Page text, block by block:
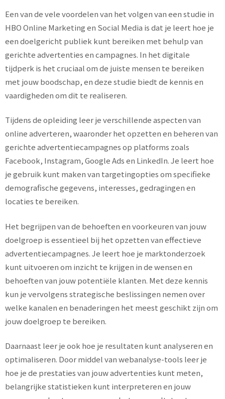
Een van de vele voordelen van het volgen van een studie in
HBO Online Marketing en Social Media is dat je leert hoe je
een doelgericht publiek kunt bereiken met behulp van
gerichte advertenties en campagnes. In het digitale
tijdperk is het cruciaal om de juiste mensen te bereiken
met jouw boodschap, en deze studie biedt de kennis en
vaardigheden om dit te realiseren.
Tijdens de opleiding leer je verschillende aspecten van
online adverteren, waaronder het opzetten en beheren van
gerichte advertentiecampagnes op platforms zoals
Facebook, Instagram, Google Ads en LinkedIn. Je leert hoe
je gebruik kunt maken van targetingopties om specifieke
demografische gegevens, interesses, gedragingen en
locaties te bereiken.
Het begrijpen van de behoeften en voorkeuren van jouw
doelgroep is essentieel bij het opzetten van effectieve
advertentiecampagnes. Je leert hoe je marktonderzoek
kunt uitvoeren om inzicht te krijgen in de wensen en
behoeften van jouw potentiële klanten. Met deze kennis
kun je vervolgens strategische beslissingen nemen over
welke kanalen en benaderingen het meest geschikt zijn om
jouw doelgroep te bereiken.
Daarnaast leer je ook hoe je resultaten kunt analyseren en
optimaliseren. Door middel van webanalyse-tools leer je
hoe je de prestaties van jouw advertenties kunt meten,
belangrijke statistieken kunt interpreteren en jouw